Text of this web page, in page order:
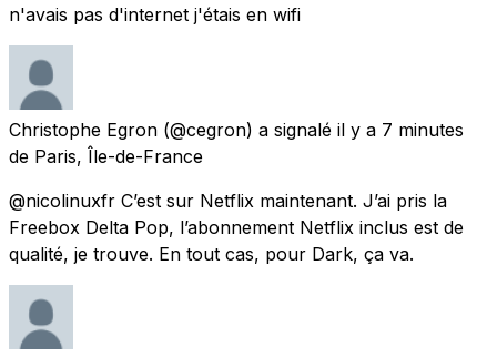
n'avais pas d'internet j'étais en wifi
Christophe Egron (@cegron) a signalé il y a 7 minutes
de Paris, Île-de-France
@nicolinuxfr C’est sur Netflix maintenant. J’ai pris la
Freebox Delta Pop, l’abonnement Netflix inclus est de
qualité, je trouve. En tout cas, pour Dark, ça va.